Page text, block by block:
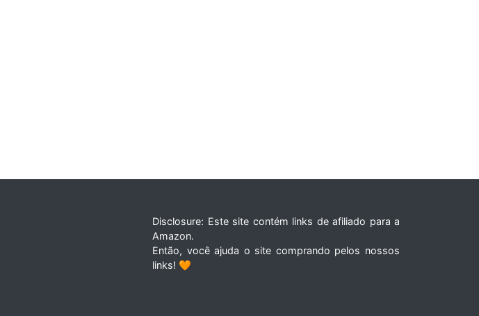
Disclosure: Este site contém links de afiliado para a
Amazon.
Então, você ajuda o site comprando pelos nossos
links! 🧡